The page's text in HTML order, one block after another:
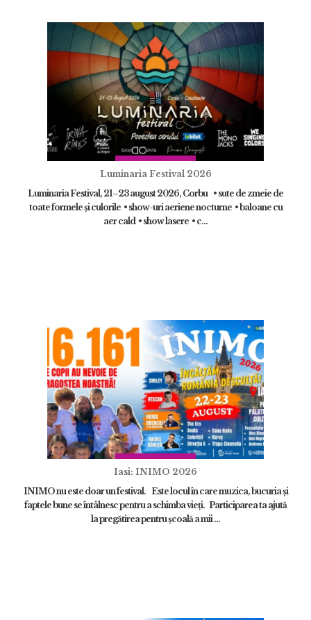
Luminaria Festival 2026
Luminaria Festival, 21–23 august 2026, Corbu • sute de zmeie de
toate formele și culorile • show-uri aeriene nocturne • baloane cu
aer cald • show lasere • c...
Iasi: INIMO 2026
INIMO nu este doar un festival. Este locul în care muzica, bucuria și
faptele bune se întâlnesc pentru a schimba vieți. Participarea ta ajută
la pregătirea pentru școală a mii ...